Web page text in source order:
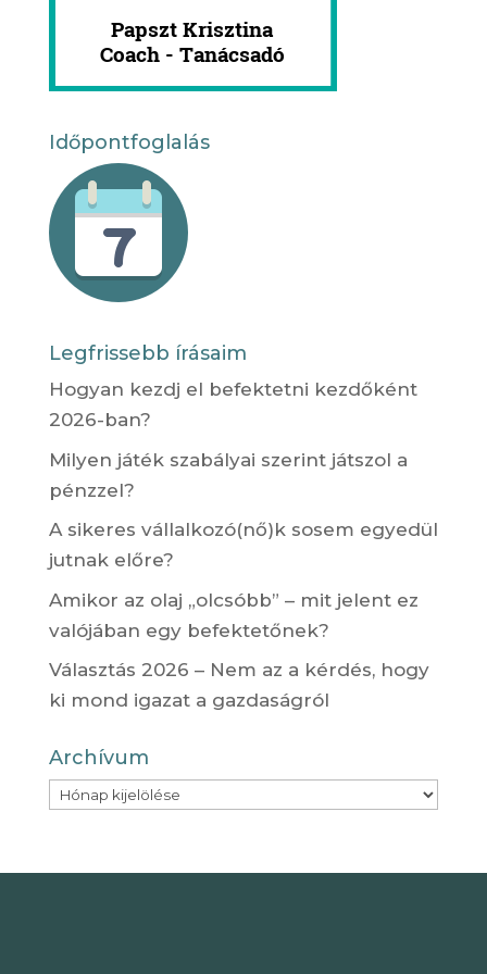
Időpontfoglalás
Legfrissebb írásaim
Hogyan kezdj el befektetni kezdőként
2026-ban?
Milyen játék szabályai szerint játszol a
pénzzel?
A sikeres vállalkozó(nő)k sosem egyedül
jutnak előre?
Amikor az olaj „olcsóbb” – mit jelent ez
valójában egy befektetőnek?
Választás 2026 – Nem az a kérdés, hogy
ki mond igazat a gazdaságról
Archívum
Archívum